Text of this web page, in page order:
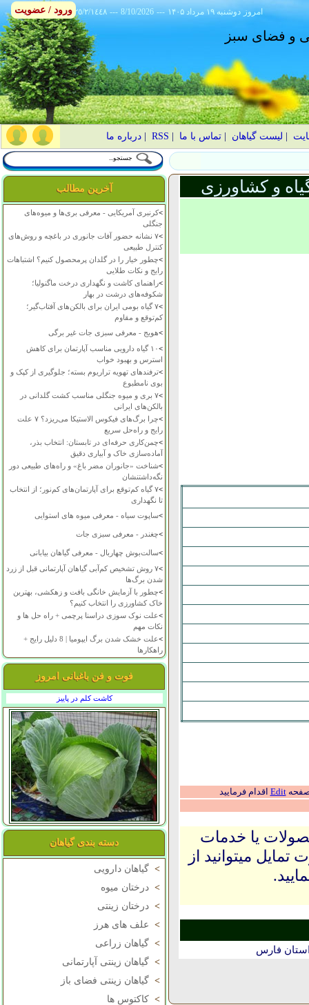
٢٥/٢/١٤٤٨ --- 8/10/2026 --- ۱۴۰۵ دوشنبه ۱۹ مرداد امروز
و فضای سبز
لیست گیاهان |تماس با ما RSS
|درباره ما
آخرین مطالب
>کرنبری آمریکایی - معرفی بری‌ها و میوه‌های
جنگلی
>
۷ نشانه حضور آفات جانوری در باغچه و روش‌های
کنترل طبیعی
>چطور خیار را در گلدان پرمحصول کنیم؟ اشتباهات
رایج و نکات طلایی
>راهنمای کاشت و نگهداری درخت ماگنولیا؛
شکوفه‌های درشت در بهار
>
۷ گیاه بومی ایران برای بالکن‌های آفتاب‌گیر؛
کم‌توقع و مقاوم
>هویج - معرفی سبزی جات غیر برگی
>
۱۰ گیاه دارویی مناسب آپارتمان برای کاهش
استرس و بهبود خواب
>ترفندهای تهویه تراریوم بسته؛ جلوگیری از کپک و
بوی نامطبوع
>
۷ بری و میوه جنگلی مناسب کشت گلدانی در
بالکن‌های ایرانی
>
چرا برگ‌های فیکوس الاستیکا می‌ریزد؟ ۷ علت
رایج و راه‌حل سریع
>چمن‌کاری حرفه‌ای در تابستان: انتخاب بذر،
آماده‌سازی خاک و آبیاری دقیق
>شناخت «جانوران مضر باغ» و راه‌های طبیعی دور
نگه‌داشتنشان
>
۷ گیاه کم‌توقع برای آپارتمان‌های کم‌نور؛ از انتخاب
تا نگهداری
>ساپوت سیاه - معرفی میوه های استوایی
>چغندر - معرفی سبزی جات
>سالت‌بوش چهاربال - معرفی گیاهان بیابانی
>
۷ روش تشخیص کم‌آبی گیاهان آپارتمانی قبل از زرد
شدن برگ‌ها
>چطور با آزمایش خانگی بافت و زهکشی، بهترین
خاک کشاورزی را انتخاب کنیم؟
>علت نوک سوزی دراسنا پرچمی + راه حل ها و
نکات مهم
>
علت خشک شدن برگ ایپومیا | 8 دلیل رایج +
راهکارها
فوت و فن باغبانی امروز
کاشت کلم در پاییز
دسته بندی گیاهان
> گیاهان دارویی
> درختان میوه
> درختان زینتی
> علف های هرز
> گیاهان زراعی
> گیاهان زینتی آپارتمانی
> گیاهان زینتی فضای باز
> کاکتوس ها
و کشاورزی
صفحهEdit اقدام فرمایید
یا خدمات
میتوانید از
فارس
ورود / عضویت